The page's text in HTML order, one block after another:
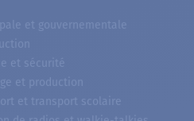
et gouvernementale
et sécurité
et production
et transport scolaire